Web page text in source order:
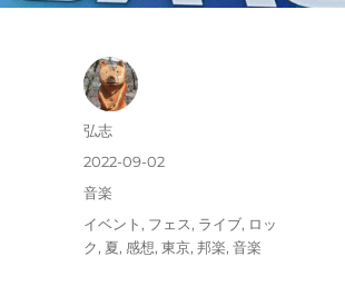
投
弘志
投
稿
2022-09-02
カ
テ
ゴ
音楽
タ
グ
イベント , フェス, ライブ, ロッ
ク, 夏, 感想, 東京, 邦楽, 音楽